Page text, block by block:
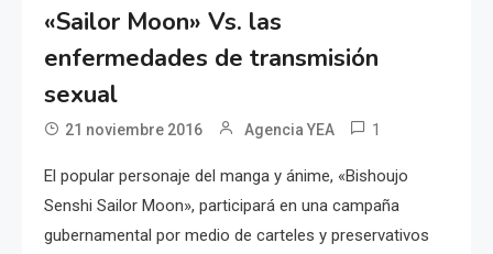
«Sailor Moon» Vs. las
enfermedades de transmisión
sexual
21 noviembre 2016 Agencia YEA 1
El popular personaje del manga y ánime, «Bishoujo
Senshi Sailor Moon», participará en una campaña
gubernamental por medio de carteles y preservativos